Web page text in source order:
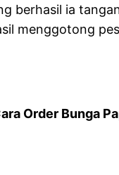
berhasil ia
menggotong
Order Bunga